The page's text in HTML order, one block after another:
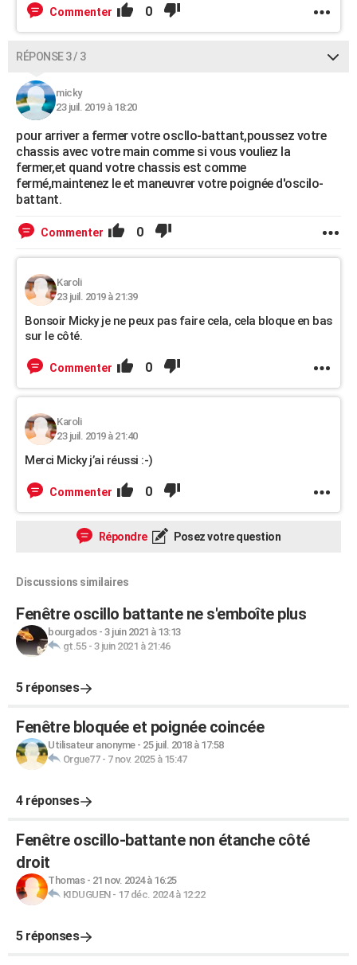
Commenter 0
RÉPONSE 3 / 3
micky
23 juil. 2019 à 18:20
pour arriver a fermer votre oscllo-battant,poussez votre
chassis avec votre main comme si vous vouliez la
fermer,et quand votre chassis est comme
fermé,maintenez le et maneuvrer votre poignée d'oscilo-
battant.
Commenter 0
Karoli
23 juil. 2019 à 21:39
Bonsoir Micky je ne peux pas faire cela, cela bloque en bas
sur le côté.
Commenter 0
Karoli
23 juil. 2019 à 21:40
Merci Micky j’ai réussi :-)
Commenter 0
Répondre Posez votre question
Discussions similaires
Fenêtre oscillo battante ne s'emboîte plus
bourgados- 3 juin 2021 à 13:13
gt.55- 3 juin 2021 à 21:46
5 réponses
Fenêtre bloquée et poignée coincée
Utilisateur anonyme- 25 juil. 2018 à 17:58
Orgue77- 7 nov. 2025 à 15:47
4 réponses
Fenêtre oscillo-battante non étanche côté
droit
Thomas- 21 nov. 2024 à 16:25
KIDUGUEN- 17 déc. 2024 à 12:22
5 réponses